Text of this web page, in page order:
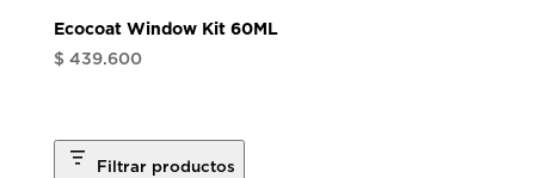
Ecocoat Window Kit 60ML
$ 439.600
Filtrar productos